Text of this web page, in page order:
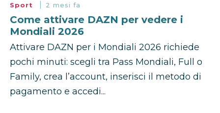
Sport 2 mesi fa
Come attivare DAZN per vedere i
Mondiali 2026
Attivare DAZN per i Mondiali 2026 richiede
pochi minuti: scegli tra Pass Mondiali, Full o
Family, crea l’account, inserisci il metodo di
pagamento e accedi...